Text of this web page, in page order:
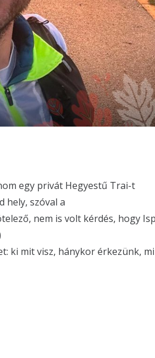
egy privát Hegyestű Trai-t
hely, szóval a
nem is volt kérdés, hogy
ki mit visz, hánykor érkezünk,